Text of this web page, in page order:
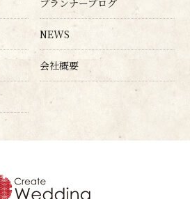
プランナーブログ
NEWS
会社概要